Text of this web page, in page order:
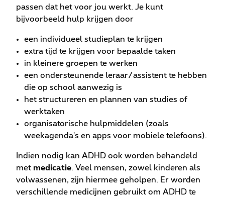
passen dat het voor jou werkt. Je kunt
bijvoorbeeld hulp krijgen door
een individueel studieplan te krijgen
extra tijd te krijgen voor bepaalde taken
in kleinere groepen te werken
een ondersteunende leraar/assistent te hebben
die op school aanwezig is
het structureren en plannen van studies of
werktaken
organisatorische hulpmiddelen (zoals
weekagenda's en apps voor mobiele telefoons).
Indien nodig kan ADHD ook worden behandeld
met medicatie. Veel mensen, zowel kinderen als
volwassenen, zijn hiermee geholpen. Er worden
verschillende medicijnen gebruikt om ADHD te